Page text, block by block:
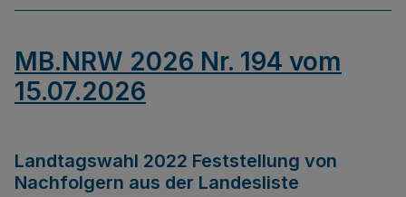
MB.NRW 2026 Nr. 194 vom
15.07.2026
Landtagswahl 2022 Feststellung von
Nachfolgern aus der Landesliste